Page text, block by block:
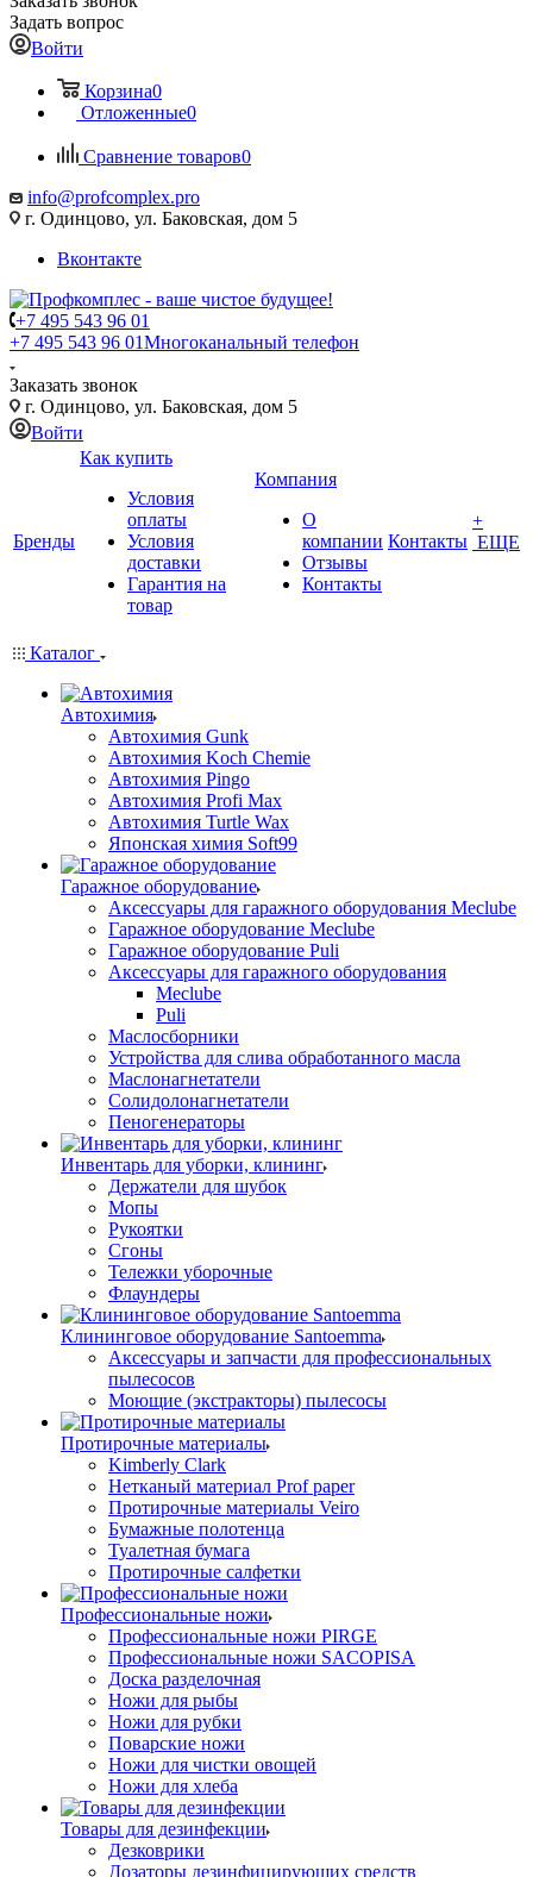
Задать вопрос
Войти
Корзина0
Отложенные0
Сравнение товаров0
info@profcomplex.pro
г. Одинцово, ул. Баковская, дом 5
Вконтакте
+7 495 543 96 01
+7 495 543 96 01Многоканальный телефон
Заказать звонок
г. Одинцово, ул. Баковская, дом 5
Войти
Бренды
Как купить
Условия
оплаты
Условия
доставки
Гарантия на
товар
Компания
О
компании
Отзывы
Контакты
Контакты
+
ЕЩЕ
Каталог
Автохимия
Автохимия Gunk
Автохимия Koch Chemie
Автохимия Pingo
Автохимия Profi Max
Автохимия Turtle Wax
Японская химия Soft99
Гаражное оборудование
Аксессуары для гаражного оборудования Meclube
Гаражное оборудование Meclube
Гаражное оборудование Puli
Аксессуары для гаражного оборудования
Meclube
Puli
Маслосборники
Устройства для слива обработанного масла
Маслонагнетатели
Солидолонагнетатели
Пеногенераторы
Инвентарь для уборки, клининг
Держатели для шубок
Мопы
Рукоятки
Сгоны
Тележки уборочные
Флаундеры
Клининговое оборудование Santoemma
Аксессуары и запчасти для профессиональных
пылесосов
Моющие (экстракторы) пылесосы
Протирочные материалы
Kimberly Clark
Нетканый материал Prof paper
Протирочные материалы Veiro
Бумажные полотенца
Туалетная бумага
Протирочные салфетки
Профессиональные ножи
Профессиональные ножи PIRGE
Профессиональные ножи SACOPISA
Доска разделочная
Ножи для рыбы
Ножи для рубки
Поварские ножи
Ножи для чистки овощей
Ножи для хлеба
Товары для дезинфекции
Дезковрики
Дозаторы дезинфицирующих средств